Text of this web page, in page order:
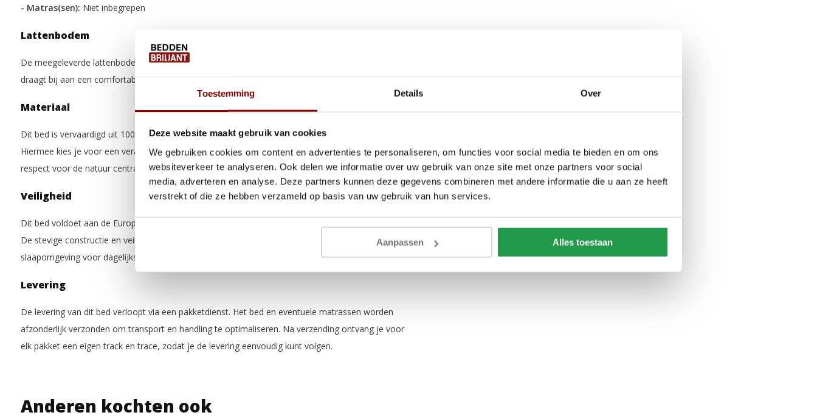
Toestemming Details Over
Deze website maakt gebruik van cookies
We gebruiken cookies om content en advertenties te personaliseren, om functies voor social media te bieden en om ons
websiteverkeer te analyseren. Ook delen we informatie over uw gebruik van onze site met onze partners voor social
media, adverteren en analyse. Deze partners kunnen deze gegevens combineren met andere informatie die u aan ze heeft
verstrekt of die ze hebben verzameld op basis van uw gebruik van hun services.
Aanpassen Alles toestaan
- Matras(sen): Niet inbegrepen
Lattenbodem
De meegeleverde lattenbodem biedt stabiele ondersteuning en zorgt voor goede ventilatie. Dit
draagt bij aan een comfortabele, frisse en hygiënische slaapomgeving.
Materiaal
Dit bed is vervaardigd uit 100% massief grenenhout afkomstig uit FSC gecertificeerde bossen.
Hiermee kies je voor een verantwoorde en duurzame oplossing, waarbij zorgvuldig bosbeheer en
respect voor de natuur centraal staan.
Veiligheid
Dit bed voldoet aan de Europese veiligheidsnormen EN 747-1:2012+A1:2015 en PN-EN 1725:2001.
De stevige constructie en veilige afwerking zorgen voor een stabiele en vertrouwde
slaapomgeving voor dagelijks gebruik.
Levering
De levering van dit bed verloopt via een pakketdienst. Het bed en eventuele matrassen worden
afzonderlijk verzonden om transport en handling te optimaliseren. Na verzending ontvang je voor
elk pakket een eigen track en trace, zodat je de levering eenvoudig kunt volgen.
Anderen kochten ook